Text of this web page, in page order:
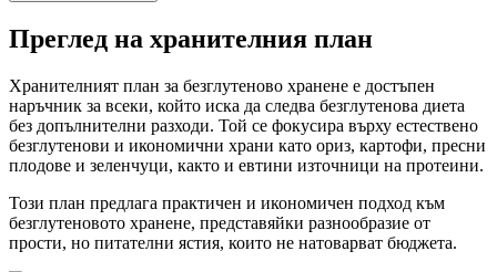
Преглед на хранителния план
Хранителният план за безглутеново хранене е достъпен
наръчник за всеки, който иска да следва безглутенова диета
без допълнителни разходи. Той се фокусира върху естествено
безглутенови и икономични храни като ориз, картофи, пресни
плодове и зеленчуци, както и евтини източници на протеини.
Този план предлага практичен и икономичен подход към
безглутеновото хранене, представяйки разнообразие от
прости, но питателни ястия, които не натоварват бюджета.